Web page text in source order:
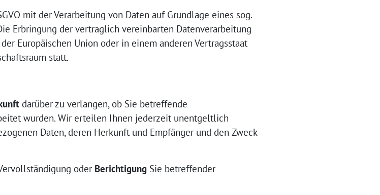
mit der Verarbeitung von Daten auf Grundlage eines sog.
Erbringung der vertraglich vereinbarten Datenverarbeitung
Europäischen Union oder in einem anderen Vertragsstaat
statt.
darüber zu verlangen, ob Sie betreffende
wurden. Wir erteilen Ihnen jederzeit unentgeltlich
Daten, deren Herkunft und Empfänger und den Zweck
oder Berichtigung Sie betreffender